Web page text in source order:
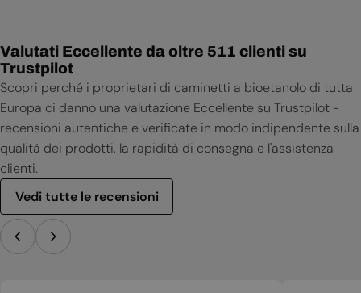
Valutati Eccellente da oltre 511 clienti su
Trustpilot
Scopri perché i proprietari di caminetti a bioetanolo di tutta
Europa ci danno una valutazione Eccellente su Trustpilot -
recensioni autentiche e verificate in modo indipendente sulla
qualità dei prodotti, la rapidità di consegna e l'assistenza
clienti.
Vedi tutte le recensioni